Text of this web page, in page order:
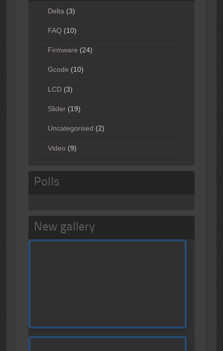
Delta (3)
FAQ (10)
Firmware (24)
Gcode (10)
LCD(3)
Slider(19)
Uncategorised (2)
Video (9)
Polls
New gallery